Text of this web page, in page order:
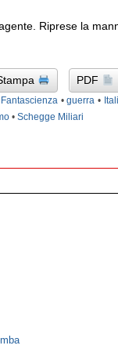
Riprese la
PDF
Fantascienza•guerra •
• Schegge Miliari